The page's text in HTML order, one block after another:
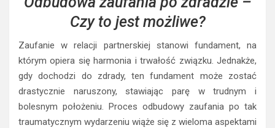
Czy to jest możliwe?
Zaufanie w relacji partnerskiej stanowi fundament, na
którym opiera się harmonia i trwałość związku. Jednakże,
gdy dochodzi do zdrady, ten fundament może zostać
drastycznie naruszony, stawiając parę w trudnym i
bolesnym położeniu. Proces odbudowy zaufania po tak
traumatycznym wydarzeniu wiąże się z wieloma aspektami